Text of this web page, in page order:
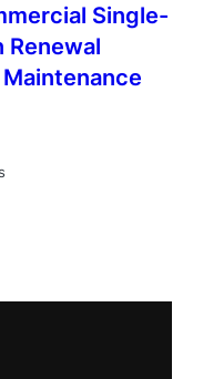
Single-
Renewal